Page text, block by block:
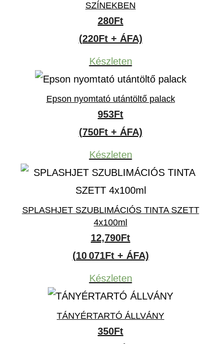
SZÍNEKBEN
280Ft
(220Ft + ÁFA)
Készleten
Epson nyomtató utántöltő palack
953Ft
(750Ft + ÁFA)
Készleten
SPLASHJET SZUBLIMÁCIÓS TINTA SZETT
4x100ml
12,790Ft
(10 071Ft + ÁFA)
Készleten
TÁNYÉRTARTÓ ÁLLVÁNY
350Ft